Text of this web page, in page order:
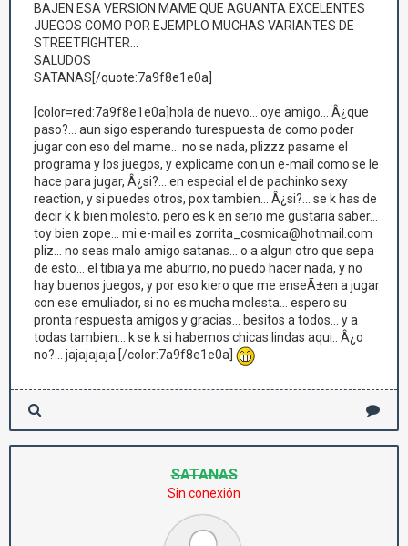
BAJEN ESA VERSION MAME QUE AGUANTA EXCELENTES
JUEGOS COMO POR EJEMPLO MUCHAS VARIANTES DE
STREETFIGHTER...
SALUDOS
SATANAS[/quote:7a9f8e1e0a]
[color=red:7a9f8e1e0a]hola de nuevo... oye amigo... Â¿que
paso?... aun sigo esperando turespuesta de como poder
jugar con eso del mame... no se nada, plizzz pasame el
programa y los juegos, y explicame con un e-mail como se le
hace para jugar, Â¿si?... en especial el de pachinko sexy
reaction, y si puedes otros, pox tambien... Â¿si?... se k has de
decir k k bien molesto, pero es k en serio me gustaria saber...
toy bien zope... mi e-mail es zorrita_cosmica@hotmail.com
pliz... no seas malo amigo satanas... o a algun otro que sepa
de esto... el tibia ya me aburrio, no puedo hacer nada, y no
hay buenos juegos, y por eso kiero que me enseÃ±en a jugar
con ese emuliador, si no es mucha molesta... espero su
pronta respuesta amigos y gracias... besitos a todos... y a
todas tambien... k se k si habemos chicas lindas aqui.. Â¿o
no?... jajajajaja [/color:7a9f8e1e0a]
SATANAS
Sin conexión